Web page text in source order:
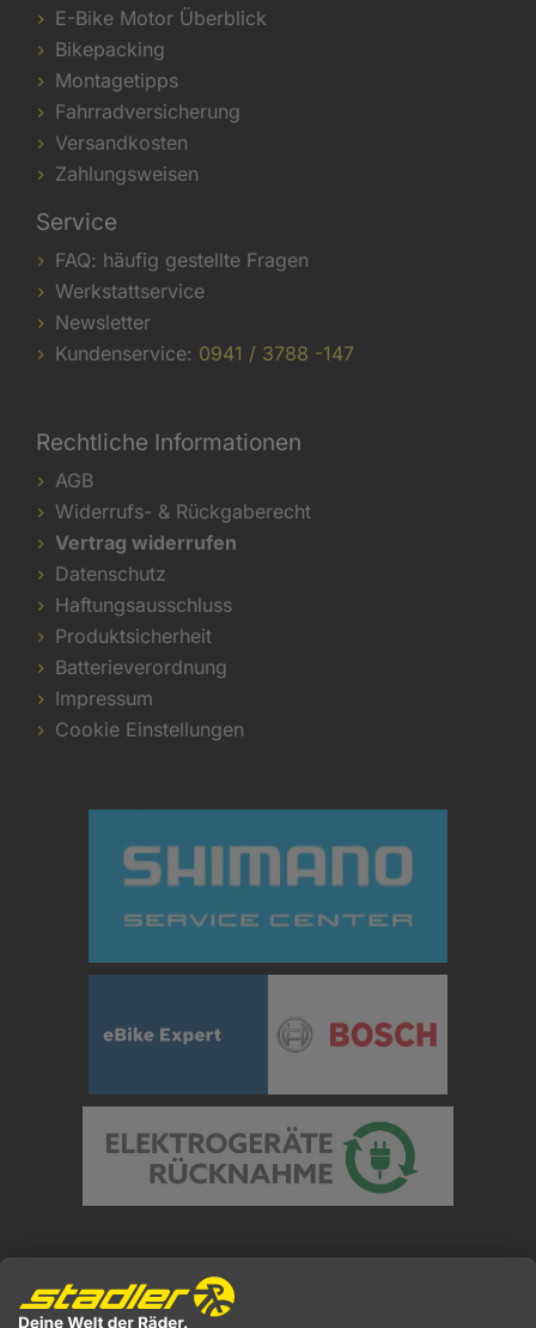
E-Bike Motor Überblick
Bikepacking
Montagetipps
Fahrradversicherung
Versandkosten
Zahlungsweisen
Service
FAQ: häufig gestellte Fragen
Werkstattservice
Newsletter
Kundenservice: 0941 / 3788 -147
Rechtliche Informationen
AGB
Widerrufs- & Rückgaberecht
Vertrag widerrufen
Datenschutz
Haftungsausschluss
Produktsicherheit
Batterieverordnung
Impressum
Cookie Einstellungen